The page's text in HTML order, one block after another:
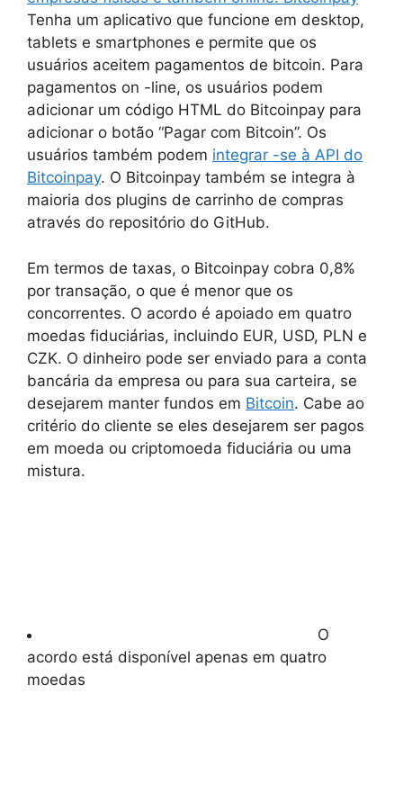
Tenha um aplicativo que funcione em desktop,
tablets e smartphones e permite que os
usuários aceitem pagamentos de bitcoin. Para
pagamentos on -line, os usuários podem
adicionar um código HTML do Bitcoinpay para
adicionar o botão “Pagar com Bitcoin”. Os
usuários também podem integrar -se à API do
Bitcoinpay. O Bitcoinpay também se integra à
maioria dos plugins de carrinho de compras
através do repositório do GitHub.
Em termos de taxas, o Bitcoinpay cobra 0,8%
por transação, o que é menor que os
concorrentes. O acordo é apoiado em quatro
moedas fiduciárias, incluindo EUR, USD, PLN e
CZK. O dinheiro pode ser enviado para a conta
bancária da empresa ou para sua carteira, se
desejarem manter fundos em Bitcoin. Cabe ao
critério do cliente se eles desejarem ser pagos
em moeda ou criptomoeda fiduciária ou uma
mistura.
O
acordo está disponível apenas em quatro
moedas